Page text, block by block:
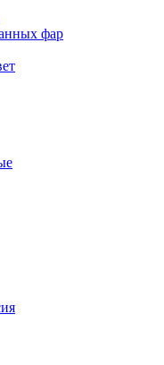
фар